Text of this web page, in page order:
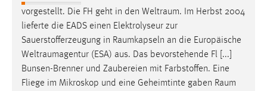
vorgestellt. Die FH geht in den Weltraum. Im Herbst 2004
lieferte die EADS einen Elektrolyseur zur
Sauerstofferzeugung in Raumkapseln an die Europäische
Weltraumagentur (ESA) aus. Das bevorstehende Fl [...]
Bunsen-Brenner und Zaubereien mit Farbstoffen. Eine
Fliege im Mikroskop und eine Geheimtinte gaben Raum